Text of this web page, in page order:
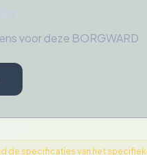
voor deze BORGWARD
de specificaties van het